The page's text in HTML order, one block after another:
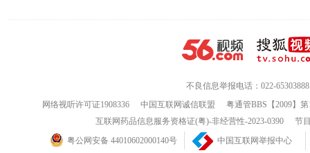
不良信息举报电话：022-65303888
网络视听许可证1908336
中国互联网诚信联盟
粤通管BBS【2009】
互联网药品信息服务资格证(粤)-非经营性-2023-0390
节
粤公网安备 44010602000140号
中国互联网举报中心